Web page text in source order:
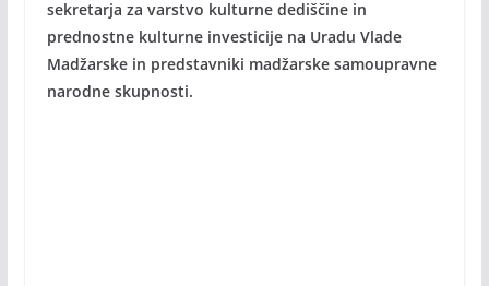
sekretarja za varstvo kulturne dediščine in
prednostne kulturne investicije na Uradu Vlade
Madžarske in predstavniki madžarske samoupravne
narodne skupnosti.